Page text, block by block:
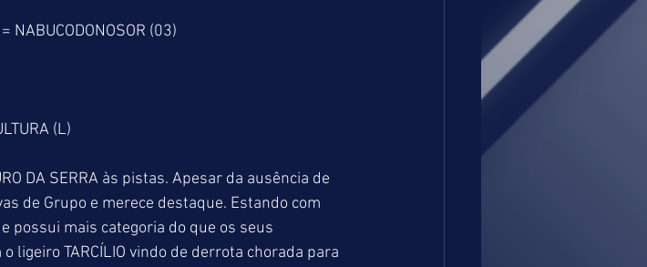
NABUCODONOSOR (03)
(L)
DA SERRA ­às pistas. Apesar da ausência de
de Grupo e merece destaque. Estando com
possui mais categoria do que os seus
ligeiro TARCÍLIO vindo de derrota chorada para